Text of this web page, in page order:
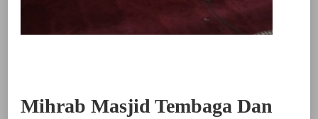
Mihrab Masjid Tembaga Dan